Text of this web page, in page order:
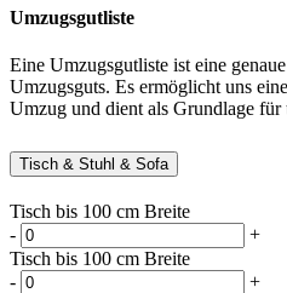
Umzugsgutliste
Eine Umzugsgutliste ist eine
Umzugsguts. Es ermöglicht uns
Umzug und dient als Grundlage für
Tisch & Stuhl & Sofa
Tisch bis 100 cm Breite
-
+
Tisch bis 100 cm Breite
-
+